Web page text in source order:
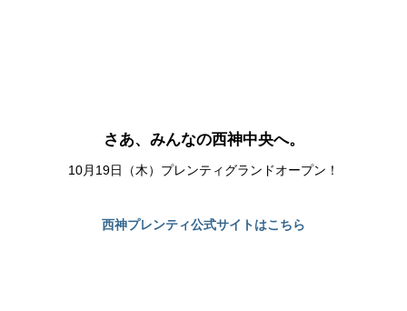
さあ、みんなの西神中央へ。
10月19日（木）プレンティグランドオープン！
西神プレンティ公式サイトはこちら